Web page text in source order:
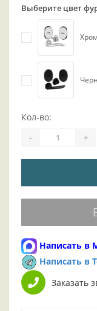
Выберите цвет
Хром
Кол-во:
- +
Написать в
Написать в
Заказать